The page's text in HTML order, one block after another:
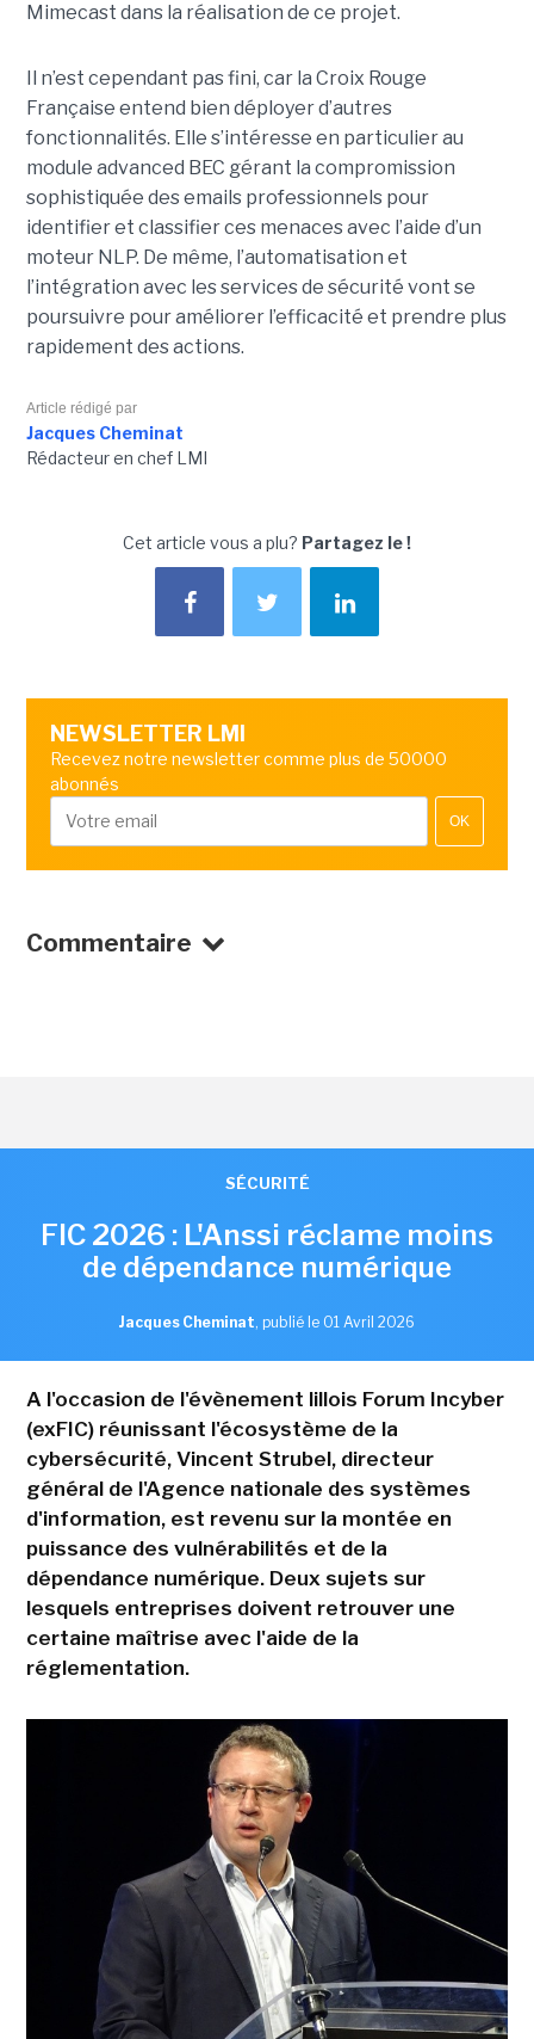
Mimecast dans la réalisation de ce projet.
Il n’est cependant pas fini, car la Croix Rouge
Française entend bien déployer d’autres
fonctionnalités. Elle s’intéresse en particulier au
module advanced BEC gérant la compromission
sophistiquée des emails professionnels pour
identifier et classifier ces menaces avec l’aide d’un
moteur NLP. De même, l’automatisation et
l’intégration avec les services de sécurité vont se
poursuivre pour améliorer l’efficacité et prendre plus
rapidement des actions.
Article rédigé par
Jacques Cheminat
Rédacteur en chef LMI
Cet article vous a plu? Partagez le !
NEWSLETTER LMI
Recevez notre newsletter comme plus de 50000
abonnés
OK
Commentaire
SÉCURITÉ
FIC 2026 : L'Anssi réclame moins
de dépendance numérique
Jacques Cheminat, publié le 01 Avril 2026
A l'occasion de l'évènement lillois Forum Incyber
(exFIC) réunissant l'écosystème de la
cybersécurité, Vincent Strubel, directeur
général de l'Agence nationale des systèmes
d'information, est revenu sur la montée en
puissance des vulnérabilités et de la
dépendance numérique. Deux sujets sur
lesquels entreprises doivent retrouver une
certaine maîtrise avec l'aide de la
réglementation.